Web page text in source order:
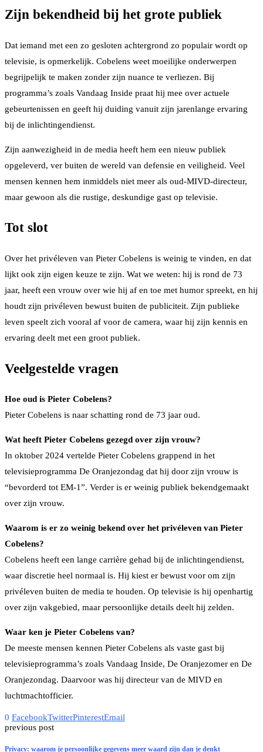
Zijn bekendheid bij het grote publiek
Dat iemand met een zo gesloten achtergrond zo populair wordt op
televisie, is opmerkelijk. Cobelens weet moeilijke onderwerpen
begrijpelijk te maken zonder zijn nuance te verliezen. Bij
programma’s zoals Vandaag Inside praat hij mee over actuele
gebeurtenissen en geeft hij duiding vanuit zijn jarenlange ervaring
bij de inlichtingendienst.
Zijn aanwezigheid in de media heeft hem een nieuw publiek
opgeleverd, ver buiten de wereld van defensie en veiligheid. Veel
mensen kennen hem inmiddels niet meer als oud-MIVD-directeur,
maar gewoon als die rustige, deskundige gast op televisie.
Tot slot
Over het privéleven van Pieter Cobelens is weinig te vinden, en dat
lijkt ook zijn eigen keuze te zijn. Wat we weten: hij is rond de 73
jaar, heeft een vrouw over wie hij af en toe met humor spreekt, en hij
houdt zijn privéleven bewust buiten de publiciteit. Zijn publieke
leven speelt zich vooral af voor de camera, waar hij zijn kennis en
ervaring deelt met een groot publiek.
Veelgestelde vragen
Hoe oud is Pieter Cobelens?
Pieter Cobelens is naar schatting rond de 73 jaar oud.
Wat heeft Pieter Cobelens gezegd over zijn vrouw?
In oktober 2024 vertelde Pieter Cobelens grappend in het
televisieprogramma De Oranjezondag dat hij door zijn vrouw is
“bevorderd tot EM-1”. Verder is er weinig publiek bekendgemaakt
over zijn vrouw.
Waarom is er zo weinig bekend over het privéleven van Pieter
Cobelens?
Cobelens heeft een lange carrière gehad bij de inlichtingendienst,
waar discretie heel normaal is. Hij kiest er bewust voor om zijn
privéleven buiten de media te houden. Op televisie is hij openhartig
over zijn vakgebied, maar persoonlijke details deelt hij zelden.
Waar ken je Pieter Cobelens van?
De meeste mensen kennen Pieter Cobelens als vaste gast bij
televisieprogramma’s zoals Vandaag Inside, De Oranjezomer en De
Oranjezondag. Daarvoor was hij directeur van de MIVD en
luchtmachtofficier.
0 FacebookTwitterPinterestEmail
previous post
Privacy: waarom je persoonlijke gegevens meer waard zijn dan je denkt